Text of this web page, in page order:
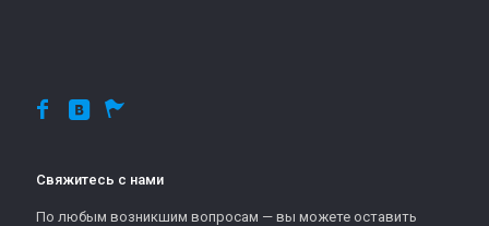
Свяжитесь с нами
По любым возникшим вопросам — вы можете оставить